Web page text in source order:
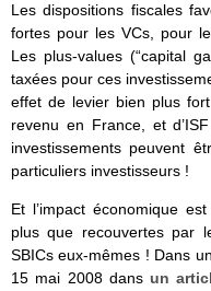
Les dispositions fiscales
fortes pour les VCs, pour
Les plus-values (“capital
taxées pour ces
effet de levier bien plus
revenu en France, et
investissements peuvent
particuliers investisseurs !
Et l’impact économique
plus que recouvertes par
SBICs eux-mêmes ! Dans
15 mai 2008 dans un